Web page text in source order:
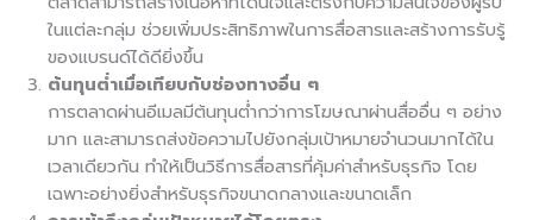
ในแต่ละกลุ่ม ช่วยเพิ่มประสิทธิภาพในการสื่อสารและสร้างการรับรู้
ของแบรนด์ได้ดียิ่งขึ้น
ต้นทุนต่ำเมื่อเทียบกับช่องทางอื่น ๆ
การตลาดผ่านอีเมลมีต้นทุนต่ำกว่าการโฆษณาผ่านสื่ออื่น ๆ อย่าง
มาก และสามารถส่งข้อความไปยังกลุ่มเป้าหมายจำนวนมากได้ใน
เวลาเดียวกัน ทำให้เป็นวิธีการสื่อสารที่คุ้มค่าสำหรับธุรกิจ โดย
เฉพาะอย่างยิ่งสำหรับธุรกิจขนาดกลางและขนาดเล็ก